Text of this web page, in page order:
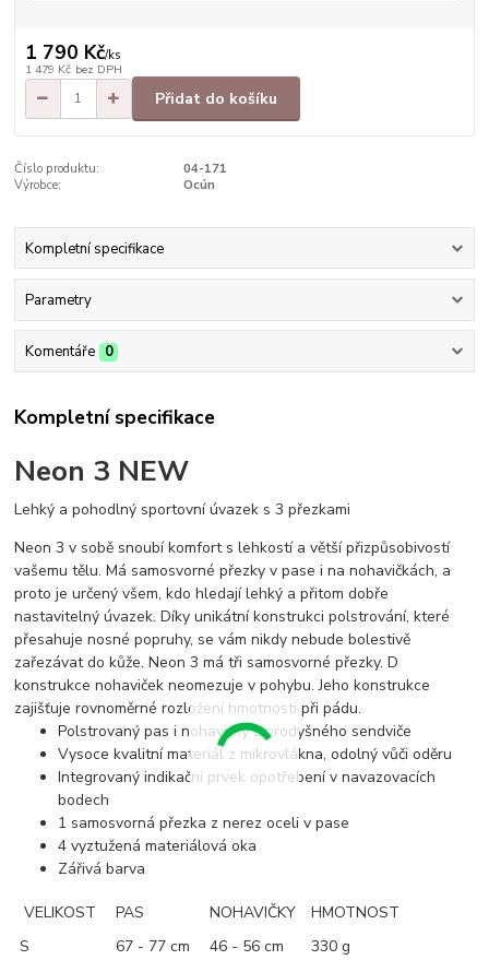
1 790 Kč/ks
1 479 Kč bez DPH
Přidat do košíku
Číslo produktu:
04-171
Výrobce:
Ocún
Kompletní specifikace
Parametry
Komentáře 0
Kompletní specifikace
Neon 3 NEW
Lehký a pohodlný sportovní úvazek s 3 přezkami
Neon 3 v sobě snoubí komfort s lehkostí a větší přizpůsobivostí
vašemu tělu. Má samosvorné přezky v pase i na nohavičkách, a
proto je určený všem, kdo hledají lehký a přitom dobře
nastavitelný úvazek. Díky unikátní konstrukci polstrování, které
přesahuje nosné popruhy, se vám nikdy nebude bolestivě
zařezávat do kůže. Neon 3 má tři samosvorné přezky. D
konstrukce nohaviček neomezuje v pohybu. Jeho konstrukce
zajišťuje rovnoměrné rozložení hmotnosti při pádu.
Polstrovaný pas i nohavičky z prodyšného sendviče
Vysoce kvalitní materiál z mikrovlákna, odolný vůči oděru
Integrovaný indikační prvek opotřebení v navazovacích
bodech
1 samosvorná přezka z nerez oceli v pase
4 vyztužená materiálová oka
Zářivá barva
VELIKOST PAS NOHAVIČKY
HMOTNOST
S
67 - 77 cm 46 - 56 cm
330 g